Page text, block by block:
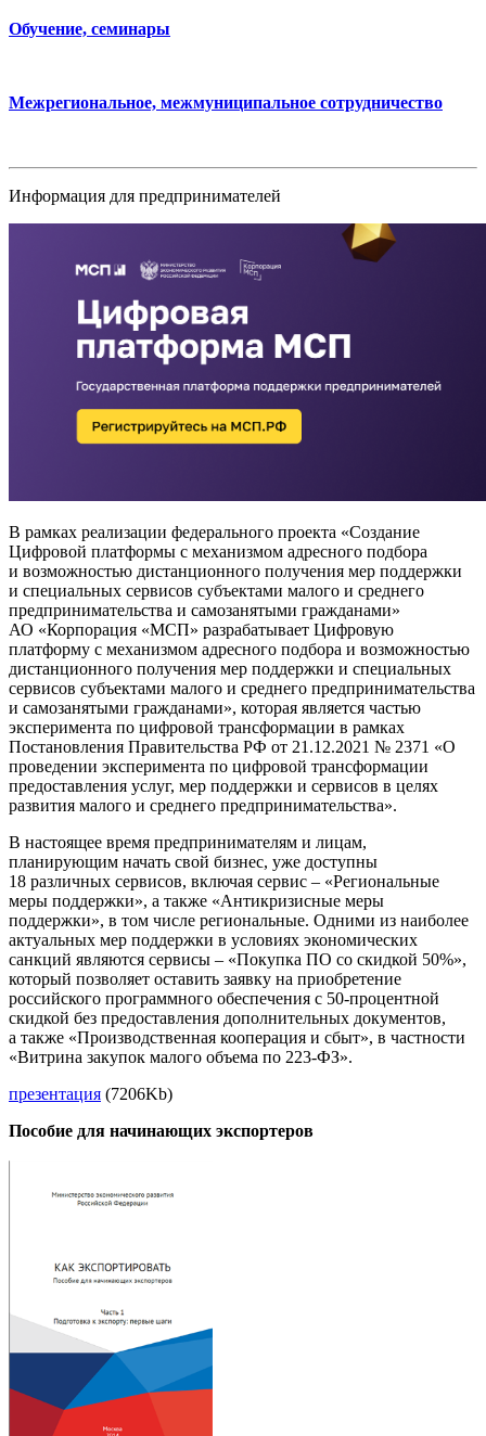
Обучение, семинары
Межрегиональное, межмуниципальное сотрудничество
Информация для предпринимателей
В рамках реализации федерального проекта «Создание
Цифровой платформы с механизмом адресного подбора
и возможностью дистанционного получения мер поддержки
и специальных сервисов субъектами малого и среднего
предпринимательства и самозанятыми гражданами»
АО «Корпорация «МСП» разрабатывает Цифровую
платформу с механизмом адресного подбора и возможностью
дистанционного получения мер поддержки и специальных
сервисов субъектами малого и среднего предпринимательства
и самозанятыми гражданами», которая является частью
эксперимента по цифровой трансформации в рамках
Постановления Правительства РФ от 21.12.2021 № 2371 «О
проведении эксперимента по цифровой трансформации
предоставления услуг, мер поддержки и сервисов в целях
развития малого и среднего предпринимательства».
В настоящее время предпринимателям и лицам,
планирующим начать свой бизнес, уже доступны
18 различных сервисов, включая сервис – «Региональные
меры поддержки», а также «Антикризисные меры
поддержки», в том числе региональные. Одними из наиболее
актуальных мер поддержки в условиях экономических
санкций являются сервисы – «Покупка ПО со скидкой 50%»,
который позволяет оставить заявку на приобретение
российского программного обеспечения с 50-процентной
скидкой без предоставления дополнительных документов,
а также «Производственная кооперация и сбыт», в частности
«Витрина закупок малого объема по 223-ФЗ».
презентация (7206Kb)
Пособие для начинающих экспортеров